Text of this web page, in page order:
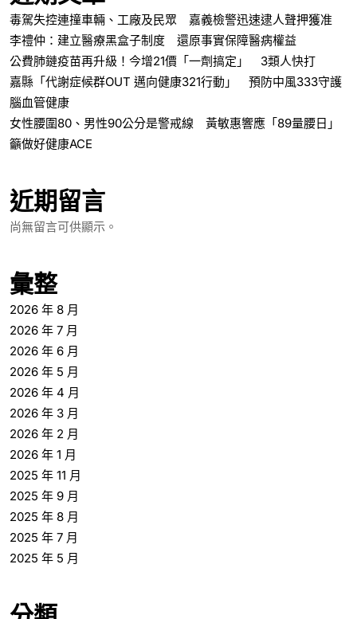
毒駕失控連撞車輛、工廠及民眾 嘉義檢警迅速逮人聲押獲准
李禮仲：建立醫療黑盒子制度 還原事實保障醫病權益
公費肺鏈疫苗再升級！今增21價「一劑搞定」 3類人快打
嘉縣「代謝症候群OUT 邁向健康321行動」 預防中風333守護
腦血管健康
女性腰圍80、男性90公分是警戒線 黃敏惠響應「89量腰日」
籲做好健康ACE
近期留言
尚無留言可供顯示。
彙整
2026 年 8 月
2026 年 7 月
2026 年 6 月
2026 年 5 月
2026 年 4 月
2026 年 3 月
2026 年 2 月
2026 年 1 月
2025 年 11 月
2025 年 9 月
2025 年 8 月
2025 年 7 月
2025 年 5 月